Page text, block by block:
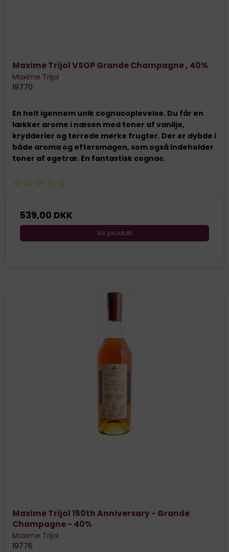
Maxime Trijol VSOP Grande Champagne , 40%
Maxime Trijol
19770
En helt igennem unik cognacoplevelse. Du får en
lækker arome i næsen med toner af vanilje,
krydderier og tørrede mørke frugter. Der er dybde i
både aroma og eftersmagen, som også indeholder
toner af egetræ. En fantastisk cognac.
539,00 DKK
Vis produkt
Maxime Trijol 150th Anniversary - Grande
Champagne - 40%
Maxime Trijol
19776